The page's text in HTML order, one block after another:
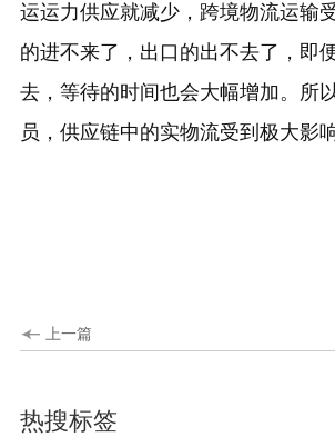
运运力供应就减少，跨境物流运输
的进不来了，出口的出不去了，即
去，等待的时间也会大幅增加。所
员，供应链中的实物流受到极大影响
上一篇
热搜标签